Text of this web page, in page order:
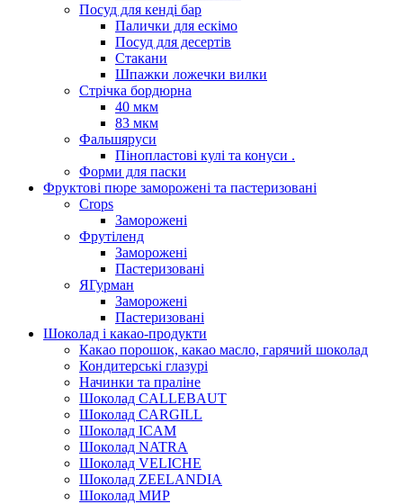
Посуд для кенді бар
Палички для ескімо
Посуд для десертів
Стакани
Шпажки ложечки вилки
Стрічка бордюрна
40 мкм
83 мкм
Фальшяруси
Пінопластові кулі та конуси .
Форми для паски
Фруктові пюре заморожені та пастеризовані
Crops
Заморожені
Фрутіленд
Заморожені
Пастеризовані
ЯГурман
Заморожені
Пастеризовані
Шоколад і какао-продукти
Какао порошок, какао масло, гарячий шоколад
Кондитерські глазурі
Начинки та праліне
Шоколад CALLEBAUT
Шоколад CARGILL
Шоколад ICAM
Шоколад NATRA
Шоколад VELICHE
Шоколад ZEELANDIA
Шоколад МИР